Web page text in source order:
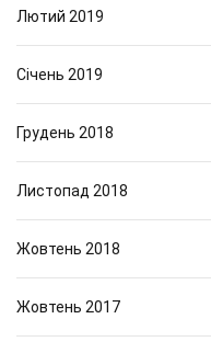
Лютий 2019
Січень 2019
Грудень 2018
Листопад 2018
Жовтень 2018
Жовтень 2017